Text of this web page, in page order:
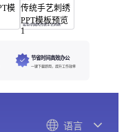
蓝色中国风传统手艺刺绣
节省时间高效办公
一键下载即用，提升工作效率
语言